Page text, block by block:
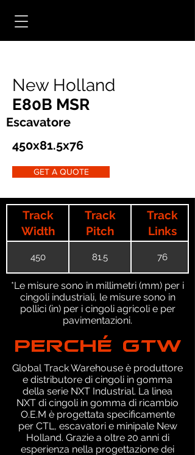
New Holland
E80B MSR
Escavatore
450x81.5x76
GET A QUOTE
Track
Width
Track
Pitch
Track
Links
450 81.5 76
*Le misure sono in millimetri (mm) per i
cingoli industriali, le misure sono in
pollici (in) per i cingoli agricoli e per
pavimentazioni.
PERCHÉ GTW
Global Track Warehouse è produttore
e distributore di cingoli in gomma
della serie NXT Industrial. La linea
NXT di cingoli in gomma di ricambio
O.E.M è progettata specificamente
per CTL, escavatori e minipale New
Holland. Grazie a oltre 20 anni di
esperienza nella progettazione dei